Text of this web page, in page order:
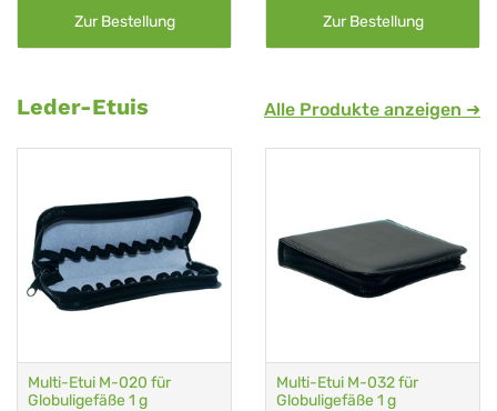
Zur Bestellung Zur Bestellung
Leder-Etuis Alle Produkte anzeigen ➜
Multi-Etui M-020 für
Globuligefäße 1 g
Multi-Etui M-032 für
Globuligefäße 1 g